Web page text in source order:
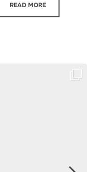
READ MORE